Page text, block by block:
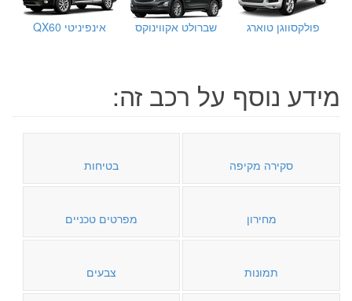
פולקסווגן טוארג שברולט אקווינוקס אינפיניטי QX60
מידע נוסף על רכב זה:
סקירה מקיפה בטיחות
מחירון מפרטים טכניים
תמונות צבעים